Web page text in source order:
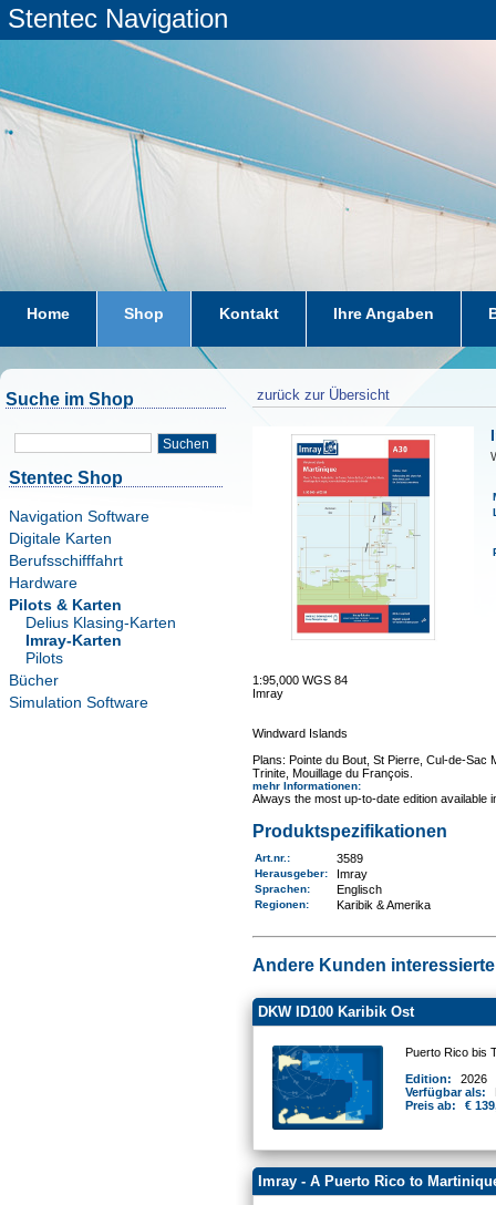
Stentec Navigation
Home Shop Kontakt Ihre Angaben
Suche im Shop
Suchen
Stentec Shop
Navigation Software
Digitale Karten
Berufsschifffahrt
Hardware
Pilots & Karten
Delius Klasing-Karten
Imray-Karten
Pilots
Bücher
Simulation Software
zurück zur Übersicht
1:95,000 WGS 84
Imray
Windward Islands
Plans: Pointe du Bout, St Pierre, Cul-de-
Trinite, Mouillage du François.
mehr Informationen:
Always the most up-to-date edition
Produktspezifikationen
Art.nr. : 3589
Herausgeber: Imray
Sprachen: Englisch
Regionen: Karibik & Amerika
Andere Kunden
DKW ID100 Karibik Ost
Puerto Rico bis
Edition:
2026
Verfügbar als:
Preis ab:
€
Imray - A Puerto Rico to